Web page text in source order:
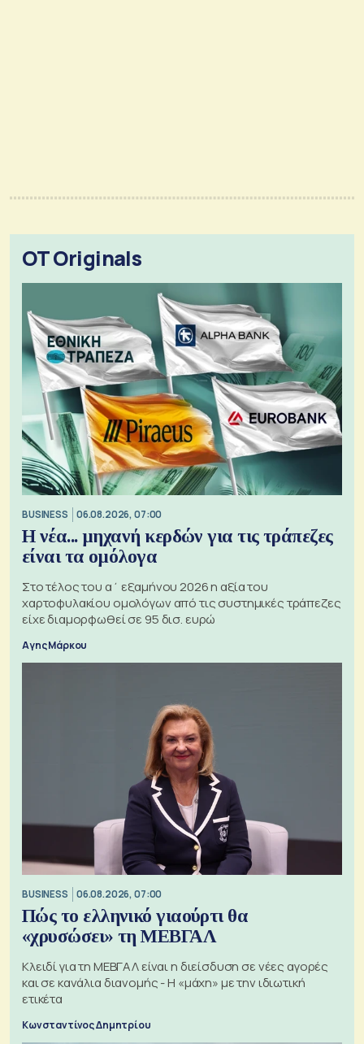
OT Originals
BUSINESS 06.08.2026, 07:00
Η νέα... μηχανή κερδών για τις τράπεζες
είναι τα ομόλογα
Στο τέλος του α΄ εξαμήνου 2026 η αξία του
χαρτοφυλακίου ομολόγων από τις συστημικές τράπεζες
είχε διαμορφωθεί σε 95 δισ. ευρώ
Αγης Μάρκου
BUSINESS 06.08.2026, 07:00
Πώς το ελληνικό γιαούρτι θα
«χρυσώσει» τη ΜΕΒΓΑΛ
Κλειδί για τη ΜΕΒΓΑΛ είναι η διείσδυση σε νέες αγορές
και σε κανάλια διανομής - Η «μάχη» με την ιδιωτική
ετικέτα
Κωνσταντίνος Δημητρίου